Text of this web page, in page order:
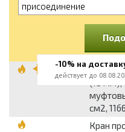
присоединение
Кран
(15 мм),
см2,
Кран
-10% на
действует до